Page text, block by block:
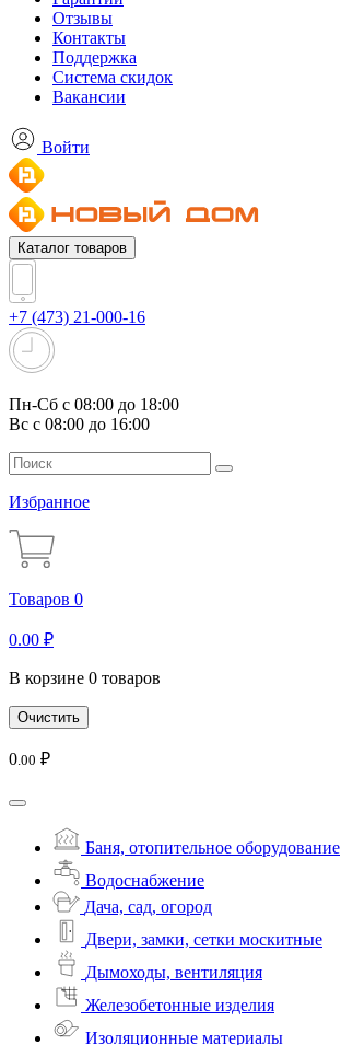
Отзывы
Контакты
Поддержка
Система скидок
Вакансии
Войти
Каталог товаров
+7 (473) 21-000-16
Пн-Сб с 08:00 до 18:00
Вс с 08:00 до 16:00
Избранное
Товаров 0
0.00 ₽
В корзине 0 товаров
Очистить
0 .00 ₽
Баня, отопительное оборудование
Водоснабжение
Дача, сад, огород
Двери, замки, сетки москитные
Дымоходы, вентиляция
Железобетонные изделия
Изоляционные материалы